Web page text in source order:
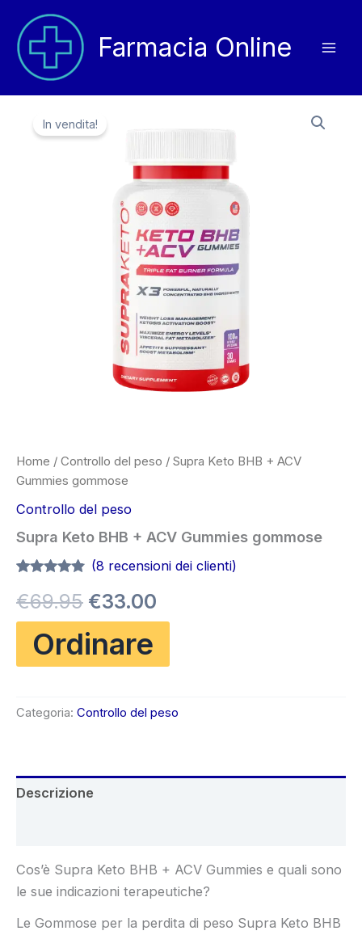
contenuto
Farmacia Online
In vendita!
Home / Controllo del peso / Supra Keto BHB + ACV
Gummies gommose
Controllo del peso
Supra Keto BHB + ACV Gummies gommose
4.71su 5
su base
di
recensioni
(8 recensioni dei clienti)
€69.95 Il
prezzo
originale
€33.00
attuale
Ordinare
Categoria: Controllo del peso
Descrizione
Cos’è Supra Keto BHB + ACV Gummies e quali sono
le sue indicazioni terapeutiche?
Le Gommose per la perdita di peso Supra Keto BHB